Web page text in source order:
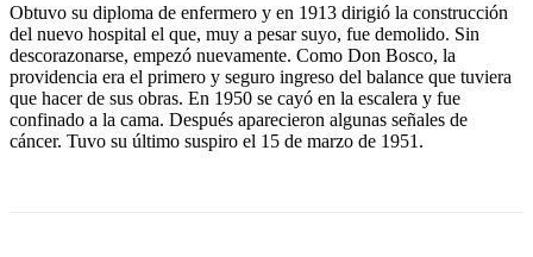
Obtuvo su diploma de enfermero y en 1913 dirigió la construcción
del nuevo hospital el que, muy a pesar suyo, fue demolido. Sin
descorazonarse, empezó nuevamente. Como Don Bosco, la
providencia era el primero y seguro ingreso del balance que tuviera
que hacer de sus obras. En 1950 se cayó en la escalera y fue
confinado a la cama. Después aparecieron algunas señales de
cáncer. Tuvo su último suspiro el 15 de marzo de 1951.